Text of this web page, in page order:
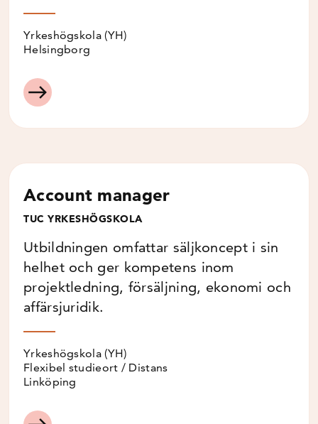
Yrkeshögskola (YH)
Helsingborg
Account manager
TUC YRKESHÖGSKOLA
Utbildningen omfattar säljkoncept i sin
helhet och ger kompetens inom
projektledning, försäljning, ekonomi och
affärsjuridik.
Yrkeshögskola (YH)
Flexibel studieort / Distans
Linköping